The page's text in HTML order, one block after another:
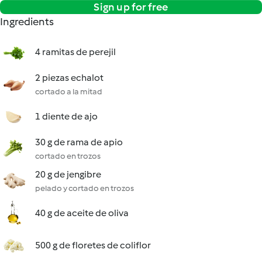
Sign up for free
Ingredients
4 ramitas de perejil
2 piezas echalot
cortado a la mitad
1 diente de ajo
30 g de rama de apio
cortado en trozos
20 g de jengibre
pelado y cortado en trozos
40 g de aceite de oliva
500 g de floretes de coliflor